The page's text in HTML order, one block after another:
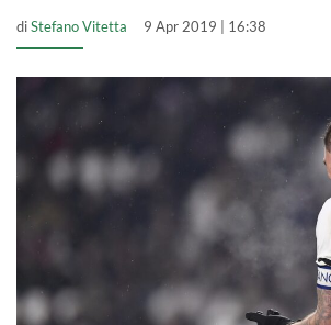
diStefano Vitetta 9 Apr 2019 | 16:38